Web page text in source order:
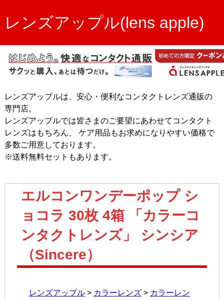
レンズアップル(lens apple)
レンズアップルは、安心・便利なコンタクトレンズ通販の
専門店。
レンズアップルでは皆さまのご要望にあわせてコンタクト
レンズはもちろん、 ケア用品もお求めになりやすい価格で
多数ご用意しております。
※送料無料セットもあります。
エルコンワンデーポップ シ
ョコラ 30枚 4箱 「カラーコ
ンタクトレンズ」 シンシア
（Sincere）
レンズアップル> カラーレンズ> カラーレン